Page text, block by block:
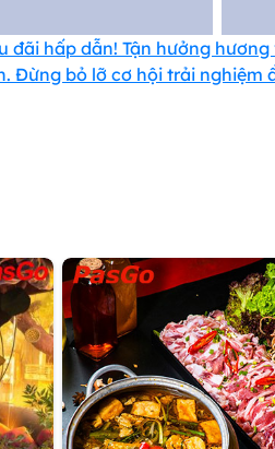
hấp dẫn! Tận hưởng
bỏ lỡ cơ hội trải nghiệm